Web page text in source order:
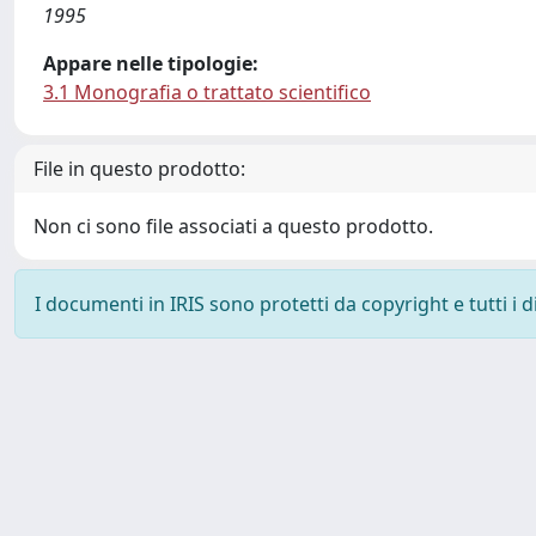
1995
Appare nelle tipologie:
3.1 Monografia o trattato scientifico
File in questo prodotto:
Non ci sono file associati a questo prodotto.
I documenti in IRIS sono protetti da copyright e tutti i